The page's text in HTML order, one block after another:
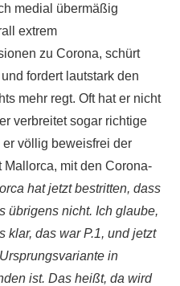
medial übermäßig
extrem
zu Corona, schürt
fordert lautstark den
mehr regt. Oft hat er nicht
verbreitet sogar richtige
er völlig beweisfrei der
mit den Corona-
hat jetzt bestritten, dass
übrigens nicht. Ich glaube,
klar, das war P.1, und jetzt
in
ist. Das heißt, da wird